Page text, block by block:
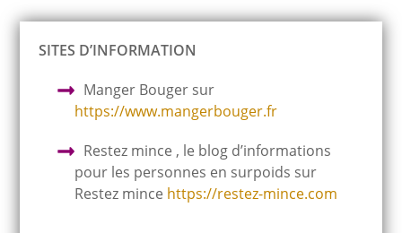
SITES D’INFORMATION
Manger Bouger sur
https://www.mangerbouger.fr
Restez mince , le blog d’informations
pour les personnes en surpoids sur
Restez mince https://restez-mince.com